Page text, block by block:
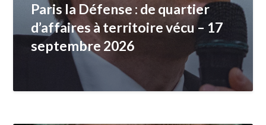
Paris la Défense : de quartier
d’affaires à territoire vécu – 17
septembre 2026